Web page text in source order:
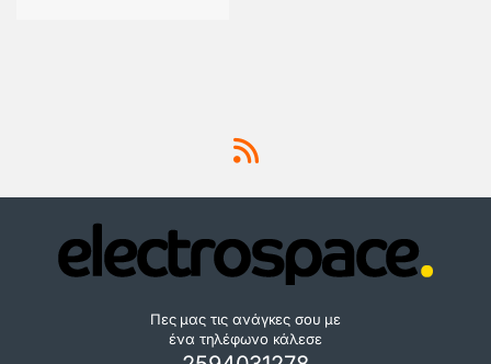
Πες μας τις ανάγκες σου με
ένα τηλέφωνο κάλεσε